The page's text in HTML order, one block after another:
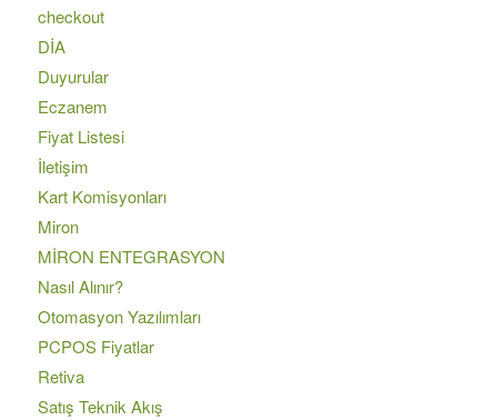
checkout
DİA
Duyurular
Eczanem
Fiyat Listesi
İletişim
Kart Komisyonları
Miron
MİRON ENTEGRASYON
Nasıl Alınır?
Otomasyon Yazılımları
PCPOS Fiyatlar
Retiva
Satış Teknik Akış